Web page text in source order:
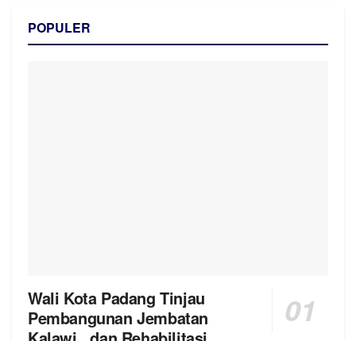
POPULER
Wali Kota Padang Tinjau
Pembangunan Jembatan